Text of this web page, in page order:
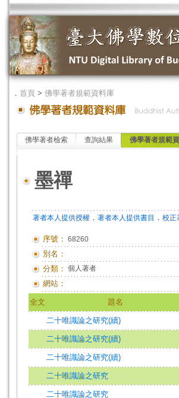
． 首頁 > 佛學著者規範資料庫
佛學著者檢索 查詢結果 佛學著者規範
墨禪
著者本人提供授權 ． 著者本人提供書目 ． 校正
序號： 68260
別名：
分類： 個人著者
網站：
全文 題名
二十唯識論之研究(續)
二十唯識論之研究(續)
二十唯識論之研究(續)
二十唯識論之研究
二十唯識論之研究